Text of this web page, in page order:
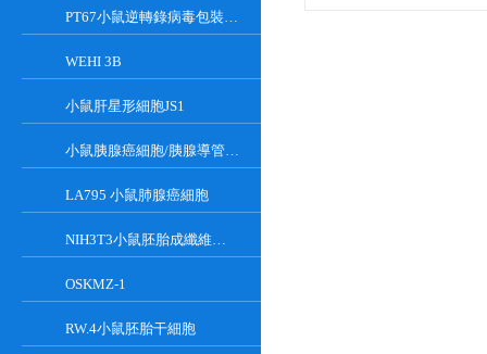
PT67小鼠逆轉錄病毒包裝細胞
WEHI 3B
小鼠肝星形細胞JS1
小鼠胰腺癌細胞/胰腺導管癌PAN02
LA795 小鼠肺腺癌細胞
NIH3T3小鼠胚胎成纖維細胞
OSKMZ-1
RW.4小鼠胚胎干細胞